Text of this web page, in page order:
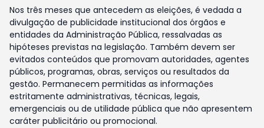
Nos três meses que antecedem as eleições, é vedada a
divulgação de publicidade institucional dos órgãos e
entidades da Administração Pública, ressalvadas as
hipóteses previstas na legislação. Também devem ser
evitados conteúdos que promovam autoridades, agentes
públicos, programas, obras, serviços ou resultados da
gestão. Permanecem permitidas as informações
estritamente administrativas, técnicas, legais,
emergenciais ou de utilidade pública que não apresentem
caráter publicitário ou promocional.